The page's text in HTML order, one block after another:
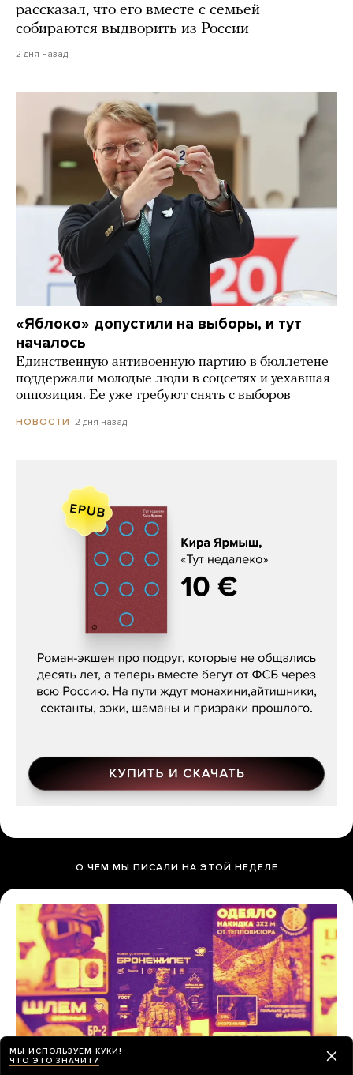
рассказал, что его вместе с семьей
собираются выдворить из России
2 дня назад
«Яблоко» допустили на выборы, и тут
началось
Единственную антивоенную партию в бюллетене
поддержали молодые люди в соцсетях и уехавшая
оппозиция. Ее уже требуют снять с выборов
НОВОСТИ 2 дня назад
Кира Ярмыш, «Тут недалеко»
О ЧЕМ МЫ ПИСАЛИ НА ЭТОЙ НЕДЕЛЕ
МЫ ИСПОЛЬЗУЕМ КУКИ!
ЧТО ЭТО ЗНАЧИТ?